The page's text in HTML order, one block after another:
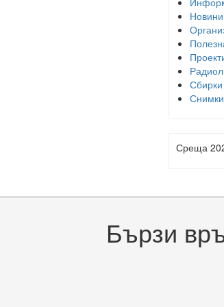
Новини
Сбирки
Снимки
Среща
Бързи